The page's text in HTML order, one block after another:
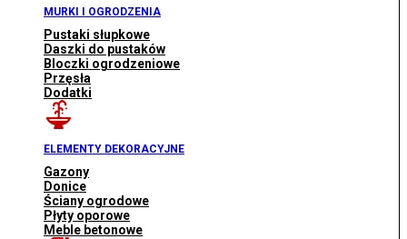
MURKI I OGRODZENIA
Pustaki słupkowe
Daszki do pustaków
Bloczki ogrodzeniowe
Przęsła
Dodatki
ELEMENTY DEKORACYJNE
Gazony
Donice
Ściany ogrodowe
Płyty oporowe
Meble betonowe